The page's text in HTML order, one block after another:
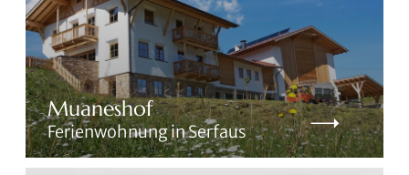
Muaneshof
Ferienwohnung in Serfaus